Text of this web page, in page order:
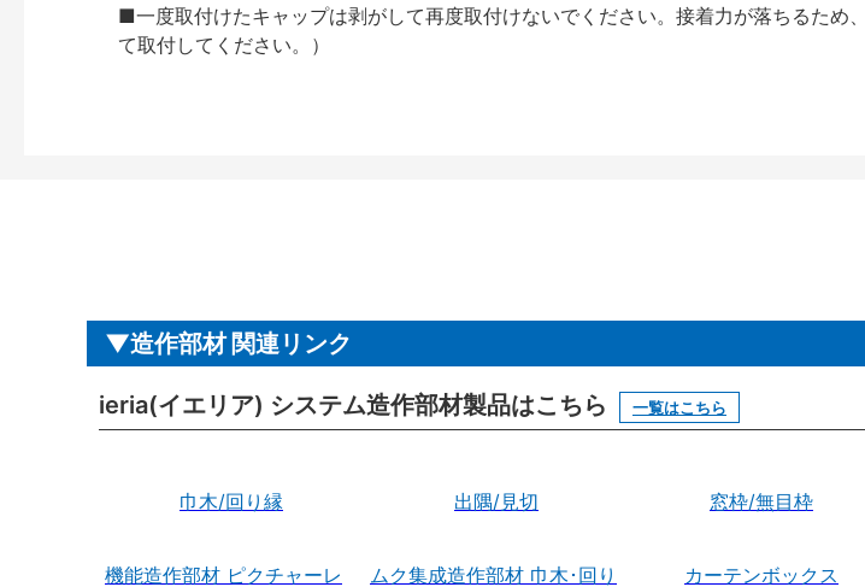
■一度取付けたキャップは剥がして再度取付けないでください。接着力が落ちるた
て取付してください。）
造作部材 関連リンク
ieria(イエリア) システム造作部材製品はこちら 一覧はこちら
巾木/回り縁 出隅/見切 窓枠/無目枠
機能造作部材 ピクチャーレ ムク集成造作部材 巾木･回り カーテンボックス